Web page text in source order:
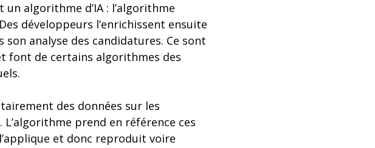
algorithme d’IA : l’algorithme
développeurs l’enrichissent ensuite
analyse des candidatures. Ce sont
font de certains algorithmes des
des données sur les
prend en référence ces
et donc reproduit voire